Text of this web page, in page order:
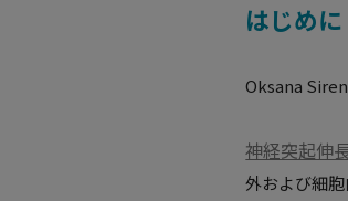
はじめに
Oksana
神経突起伸
外および細